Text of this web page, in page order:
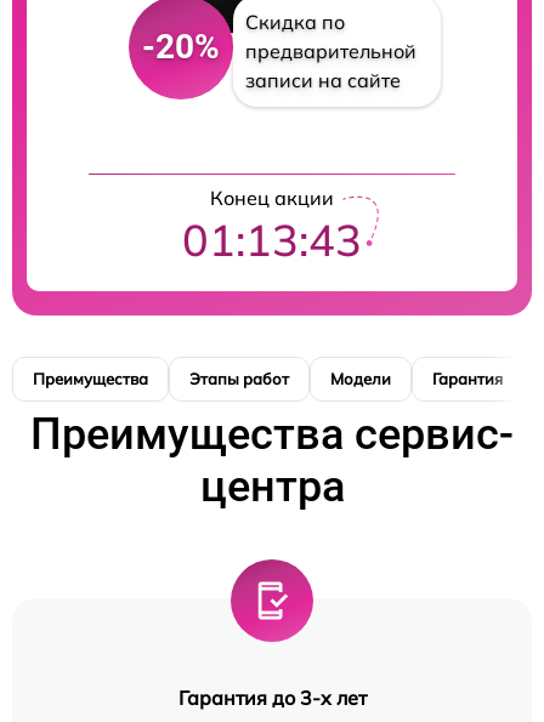
-20%
Скидка по
предварительной
записи на сайте
Конец акции
01:13:42
Преимущества Этапы работ Модели Гарантия
Преимущества сервис-
центра
Гарантия до 3-х лет